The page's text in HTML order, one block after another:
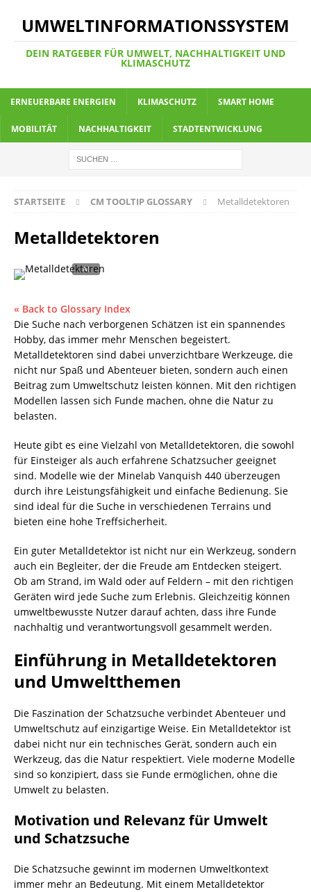
UMWELTINFORMATIONSSYSTEM
DEIN RATGEBER FÜR UMWELT, NACHHALTIGKEIT UND
KLIMASCHUTZ
ERNEUERBARE ENERGIEN KLIMASCHUTZ SMART HOME
MOBILITÄT NACHHALTIGKEIT STADTENTWICKLUNG
STARTSEITE CM TOOLTIP GLOSSARY Metalldetektoren
Metalldetektoren
« Back to Glossary Index
Die Suche nach verborgenen Schätzen ist ein spannendes
Hobby, das immer mehr Menschen begeistert.
Metalldetektoren sind dabei unverzichtbare Werkzeuge, die
nicht nur Spaß und Abenteuer bieten, sondern auch einen
Beitrag zum Umweltschutz leisten können. Mit den richtigen
Modellen lassen sich Funde machen, ohne die Natur zu
belasten.
Heute gibt es eine Vielzahl von Metalldetektoren, die sowohl
für Einsteiger als auch erfahrene Schatzsucher geeignet
sind. Modelle wie der Minelab Vanquish 440 überzeugen
durch ihre Leistungsfähigkeit und einfache Bedienung. Sie
sind ideal für die Suche in verschiedenen Terrains und
bieten eine hohe Treffsicherheit.
Ein guter Metalldetektor ist nicht nur ein Werkzeug, sondern
auch ein Begleiter, der die Freude am Entdecken steigert.
Ob am Strand, im Wald oder auf Feldern – mit den richtigen
Geräten wird jede Suche zum Erlebnis. Gleichzeitig können
umweltbewusste Nutzer darauf achten, dass ihre Funde
nachhaltig und verantwortungsvoll gesammelt werden.
Einführung in Metalldetektoren
und Umweltthemen
Die Faszination der Schatzsuche verbindet Abenteuer und
Umweltschutz auf einzigartige Weise. Ein Metalldetektor ist
dabei nicht nur ein technisches Gerät, sondern auch ein
Werkzeug, das die Natur respektiert. Viele moderne Modelle
sind so konzipiert, dass sie Funde ermöglichen, ohne die
Umwelt zu belasten.
Motivation und Relevanz für Umwelt
und Schatzsuche
Die Schatzsuche gewinnt im modernen Umweltkontext
immer mehr an Bedeutung. Mit einem Metalldetektor